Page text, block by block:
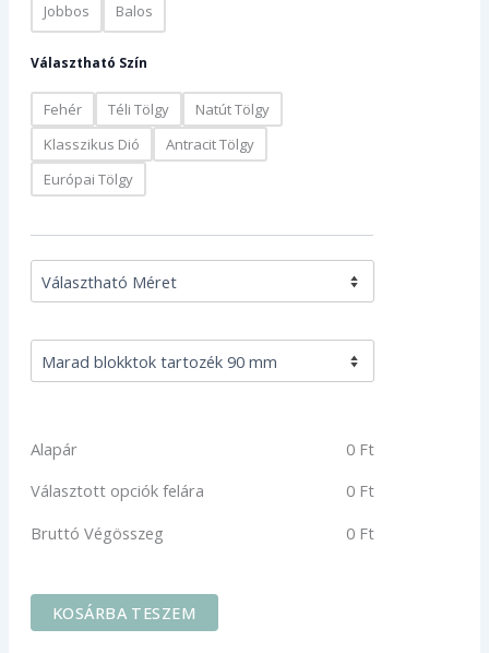
Jobbos Balos
Választható Szín
Fehér Téli Tölgy
Natút Tölgy
Klasszikus Dió
Antracit Tölgy
Európai Tölgy
Alapár 0 Ft
Választott opciók felára
0 Ft
Bruttó Végösszeg
0 Ft
KOSÁRBA TESZEM